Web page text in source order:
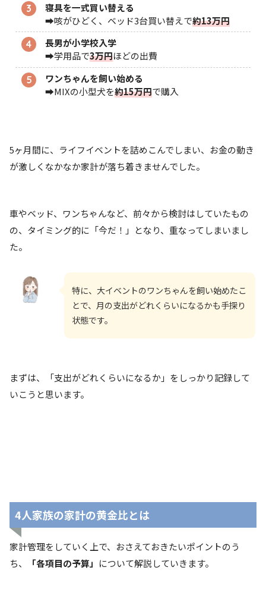
寝具を一式買い替える
➡咳がひどく、ベッド3台買い替えで約13万円
長男が小学校入学
➡学用品で3万円ほどの出費
ワンちゃんを飼い始める
➡MIXの小型犬を約15万円で購入
5ヶ月間に、ライフイベントを詰めこんでしまい、お金の動き
が激しくなかなか家計が落ち着きませんでした。
車やベッド、ワンちゃんなど、前々から検討はしていたもの
の、タイミング的に「今だ！」となり、重なってしまいまし
た。
特に、大イベントのワンちゃんを飼い始めたこ
とで、月の支出がどれくらいになるかも手探り
状態です。
まずは、「支出がどれくらいになるか」をしっかり記録して
いこうと思います。
4人家族の家計の黄金比とは
家計管理をしていく上で、おさえておきたいポイントのう
ち、
「各項目の予算」 について解説していきます。